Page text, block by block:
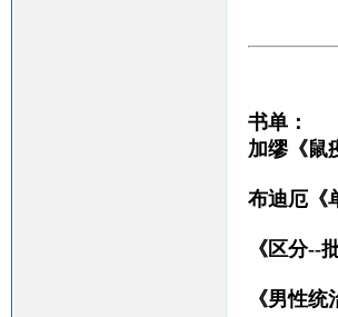
书单：
加缪《鼠
布迪厄《
《区分--
《男性统